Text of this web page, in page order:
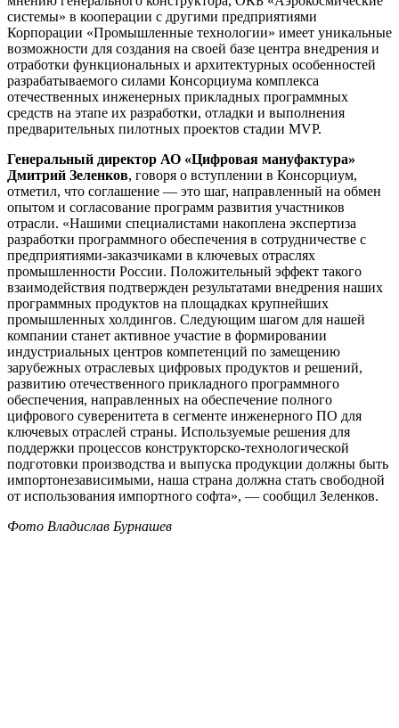
системы» в кооперации с другими предприятиями
Корпорации «Промышленные технологии» имеет уникальные
возможности для создания на своей базе центра внедрения и
отработки функциональных и архитектурных особенностей
разрабатываемого силами Консорциума комплекса
отечественных инженерных прикладных программных
средств на этапе их разработки, отладки и выполнения
предварительных пилотных проектов стадии MVP.
Генеральный директор АО «Цифровая мануфактура»
Дмитрий Зеленков, говоря о вступлении в Консорциум,
отметил, что соглашение — это шаг, направленный на обмен
опытом и согласование программ развития участников
отрасли. «Нашими специалистами накоплена экспертиза
разработки программного обеспечения в сотрудничестве с
предприятиями-заказчиками в ключевых отраслях
промышленности России. Положительный эффект такого
взаимодействия подтвержден результатами внедрения наших
программных продуктов на площадках крупнейших
промышленных холдингов. Следующим шагом для нашей
компании станет активное участие в формировании
индустриальных центров компетенций по замещению
зарубежных отраслевых цифровых продуктов и решений,
развитию отечественного прикладного программного
обеспечения, направленных на обеспечение полного
цифрового суверенитета в сегменте инженерного ПО для
ключевых отраслей страны. Используемые решения для
поддержки процессов конструкторско-технологической
подготовки производства и выпуска продукции должны быть
импортонезависимыми, наша страна должна стать свободной
от использования импортного софта», — сообщил Зеленков.
Фото Владислав Бурнашев